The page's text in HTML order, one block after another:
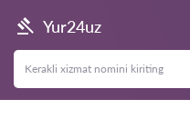
Yur24uz
Orqaga